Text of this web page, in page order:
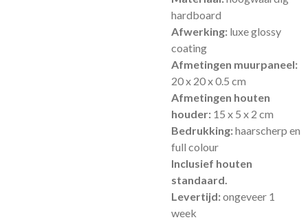
hardboard
Afwerking: luxe glossy
coating
Afmetingen muurpaneel:
20 x 20 x 0.5 cm
Afmetingen houten
houder: 15 x 5 x 2 cm
Bedrukking:haarscherp en
full colour
Inclusief houten
standaard.
Levertijd:ongeveer 1
week